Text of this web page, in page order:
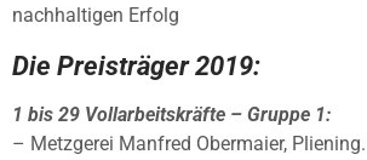
nachhaltigen Erfolg
Die Preisträger 2019:
1 bis 29 Vollarbeitskräfte – Gruppe 1:
– Metzgerei Manfred Obermaier,